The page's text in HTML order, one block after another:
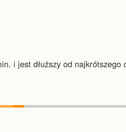
i jest dłuższy od najkrótszego